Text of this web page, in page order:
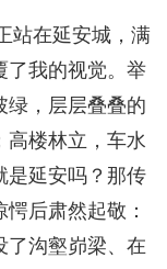
站在延安城，满
了我的视觉。举
绿，层层叠叠的
高楼林立，车水
是延安吗？那传
后肃然起敬：
了沟壑峁梁、在